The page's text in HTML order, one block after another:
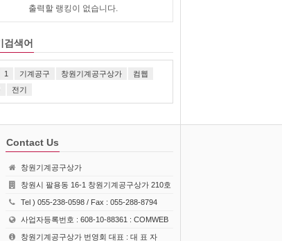
출력할 랭킹이 없습니다.
검색어
1 기계공구 창원기계공구상가
컴웹
전기
Contact Us
창원기계공구상가
창원시 팔용동 16-1 창원기계공구상가 210호
Tel ) 055-238-0598 / Fax : 055-288-8794
사업자등록번호 : 608-10-88361 : COMWEB
창원기계공구상가 번영회 대표 : 대 표 자